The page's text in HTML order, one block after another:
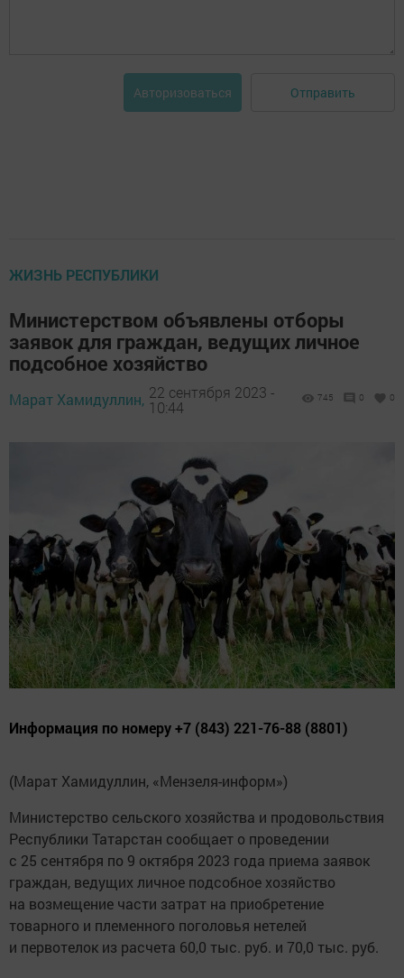
Авторизоваться Отправить
ЖИЗНЬ РЕСПУБЛИКИ
Министерством объявлены отборы
заявок для граждан, ведущих личное
подсобное хозяйство
Марат Хамидуллин, 22 сентября 2023 -
10:44
745 0 0
Информация по номеру +7 (843) 221-76-88 (8801)
(Марат Хамидуллин, «Мензеля-информ»)
Министерство сельского хозяйства и продовольствия
Республики Татарстан сообщает о проведении
с 25 сентября по 9 октября 2023 года приема заявок
граждан, ведущих личное подсобное хозяйство
на возмещение части затрат на приобретение
товарного и племенного поголовья нетелей
и первотелок из расчета 60,0 тыс. руб. и 70,0 тыс. руб.